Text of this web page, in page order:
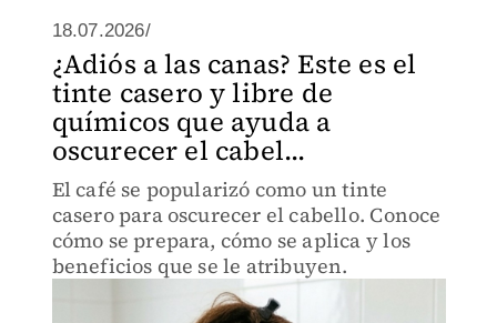
18.07.2026/
¿Adiós a las canas? Este es el
tinte casero y libre de
químicos que ayuda a
oscurecer el cabel...
El café se popularizó como un tinte
casero para oscurecer el cabello. Conoce
cómo se prepara, cómo se aplica y los
beneficios que se le atribuyen.